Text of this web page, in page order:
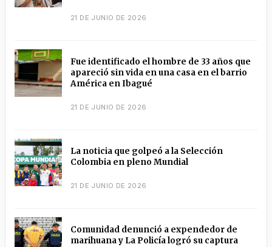
21 DE JUNIO DE 2026
Fue identificado el hombre de 33 años que
apareció sin vida en una casa en el barrio
América en Ibagué
21 DE JUNIO DE 2026
La noticia que golpeó a la Selección
Colombia en pleno Mundial
21 DE JUNIO DE 2026
Comunidad denunció a expendedor de
marihuana y La Policía logró su captura